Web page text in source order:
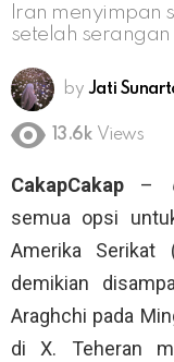
Iran menyimpan
setelah serangan
by Jati
13.6k Views
CakapCakap –
semua opsi
Amerika Serikat
demikian
Araghchi pada
di X. Teheran